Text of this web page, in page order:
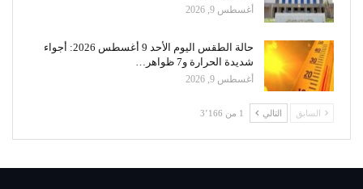
أغسطس 9, 2026
حالة الطقس اليوم الأحد 9 أغسطس 2026: أجواء
شديدة الحرارة و7 ظواهر…
أغسطس 9, 2026
السابق التالي 1 من 3٬166